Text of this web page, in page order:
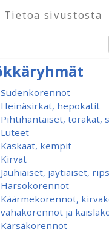
Tietoa sivustosta
Sudenkorennot
Heinäsirkat, hepokatit
Pihtihäntäiset, torakat,
Luteet
Kaskaat, kempit
Kirvat
Jauhiaiset, jäytiäiset,
Harsokorennot
Käärmekorennot,
vahakorennot ja
Kärsäkorennot